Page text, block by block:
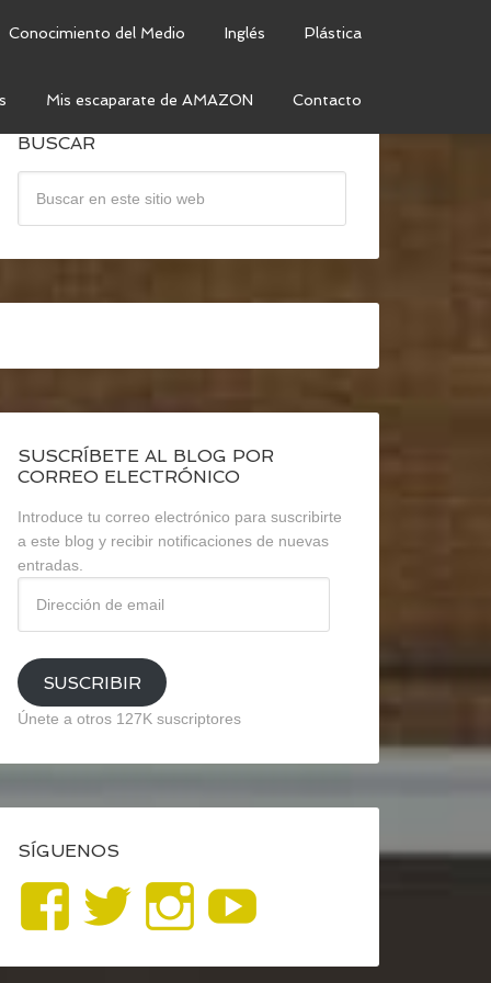
Conocimiento del Medio Inglés Plástica
Mis escaparate de AMAZON Contacto
BUSCAR
SUSCRÍBETE AL BLOG POR
CORREO ELECTRÓNICO
Introduce tu correo electrónico para suscribirte
a este blog y recibir notificaciones de nuevas
entradas.
email
SUSCRIBIR
Únete a otros 127K suscriptores
SÍGUENOS
Ver
perfil
Ver
perfil
Ver
perfil